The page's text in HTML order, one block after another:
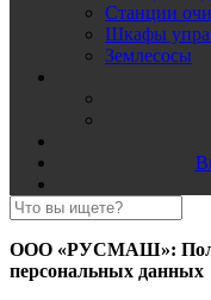
Станции
Шкафы
Землесосы
ООО «РУСМАШ»:
персональных данных